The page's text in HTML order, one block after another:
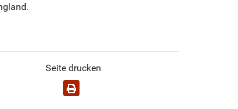
Seite drucken